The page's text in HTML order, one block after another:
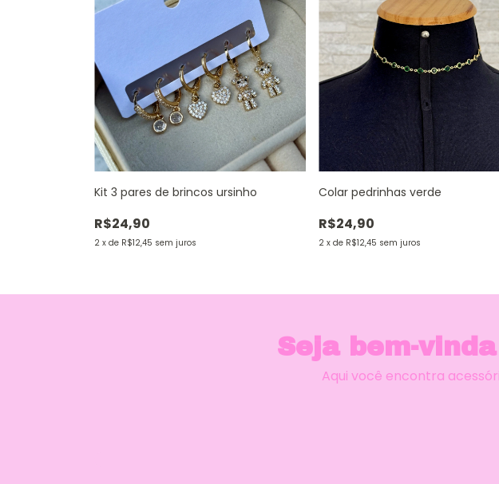
Kit 3 pares de brincos ursinho
R$24,90
2 x de R$12,45 sem juros
Colar pedrinhas verde
R$24,90
2 x de R$12,45 sem juros
Seja bem-
Aqui você encontra